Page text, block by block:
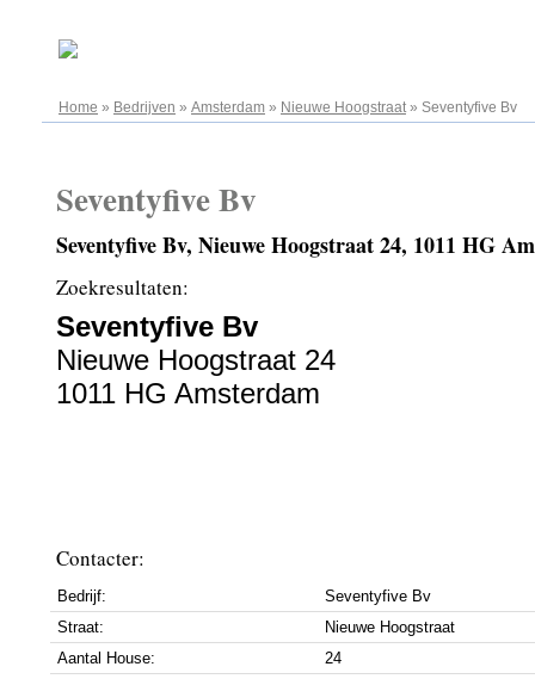
Home » Bedrijven » Amsterdam » Nieuwe Hoogstraat» Seventyfive Bv
Seventyfive Bv
Seventyfive Bv, Nieuwe Hoogstraat 24, 1011 HG
Zoekresultaten:
Seventyfive Bv
Nieuwe Hoogstraat 24
1011 HG Amsterdam
Contacter:
Bedrijf:
Seventyfive Bv
Straat:
Nieuwe Hoogstraat
Aantal House:
24